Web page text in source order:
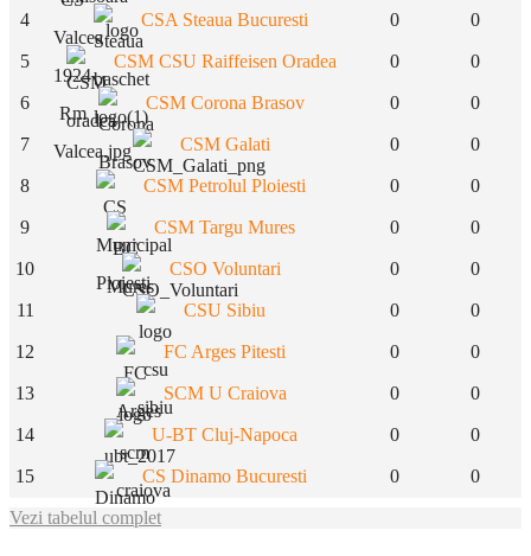
4 CSA Steaua Bucuresti 0 0
5 CSM CSU Raiffeisen Oradea 0 0
6 CSM Corona Brasov 0 0
7 CSM Galati 0 0
8 CSM Petrolul Ploiesti 0 0
9 CSM Targu Mures 0 0
10 CSO Voluntari 0 0
11 CSU Sibiu 0 0
12 FC Arges Pitesti 0 0
13 SCM U Craiova 0 0
14 U-BT Cluj-Napoca 0 0
15 CS Dinamo Bucuresti 0 0
Vezi tabelul complet